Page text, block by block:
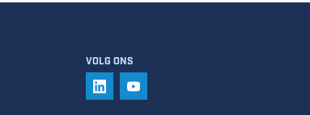
VOLG ONS
VOLG ONS OP LINKEDIN
VOLG ONS OP YOUTUBE